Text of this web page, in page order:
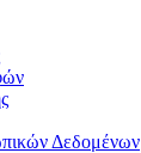
Δεδομένων